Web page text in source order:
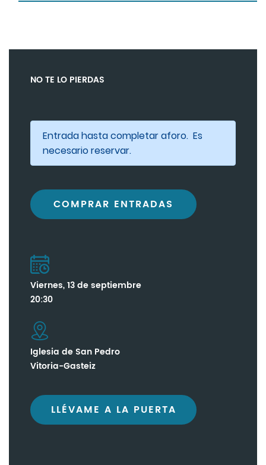
NO TE LO PIERDAS
Entrada hasta completar aforo. Es
necesario reservar.
COMPRAR ENTRADAS
Viernes, 13 de septiembre
20:30
Iglesia de San Pedro
Vitoria-Gasteiz
LLÉVAME A LA PUERTA